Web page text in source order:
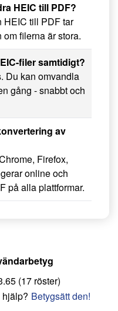
HEIC till PDF?
HEIC till PDF tar
filerna är stora.
filer samtidigt?
Du kan omvandla
gång - snabbt och
av
Firefox,
online och
på alla plattformar.
(17 röster)
Betygsätt den!